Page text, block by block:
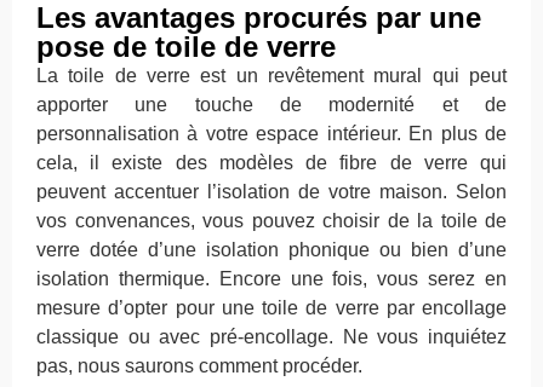
Les avantages procurés par une
pose de toile de verre
La toile de verre est un revêtement mural qui peut
apporter une touche de modernité et de
personnalisation à votre espace intérieur. En plus de
cela, il existe des modèles de fibre de verre qui
peuvent accentuer l’isolation de votre maison. Selon
vos convenances, vous pouvez choisir de la toile de
verre dotée d’une isolation phonique ou bien d’une
isolation thermique. Encore une fois, vous serez en
mesure d’opter pour une toile de verre par encollage
classique ou avec pré-encollage. Ne vous inquiétez
pas, nous saurons comment procéder.